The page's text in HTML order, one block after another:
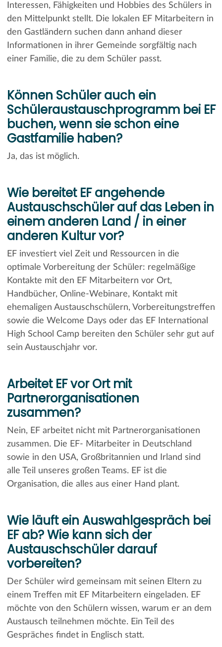
Interessen, Fähigkeiten und Hobbies des Schülers in
den Mittelpunkt stellt. Die lokalen EF Mitarbeitern in
den Gastländern suchen dann anhand dieser
Informationen in ihrer Gemeinde sorgfältig nach
einer Familie, die zu dem Schüler passt.
Können Schüler auch ein
Schüleraustauschprogramm bei EF
buchen, wenn sie schon eine
Gastfamilie haben?
Ja, das ist möglich.
Wie bereitet EF angehende
Austauschschüler auf das Leben in
einem anderen Land / in einer
anderen Kultur vor?
EF investiert viel Zeit und Ressourcen in die
optimale Vorbereitung der Schüler: regelmäßige
Kontakte mit den EF Mitarbeitern vor Ort,
Handbücher, Online-Webinare, Kontakt mit
ehemaligen Austauschschülern, Vorbereitungstreffen
sowie die Welcome Days oder das EF International
High School Camp bereiten den Schüler sehr gut auf
sein Austauschjahr vor.
Arbeitet EF vor Ort mit
Partnerorganisationen
zusammen?
Nein, EF arbeitet nicht mit Partnerorganisationen
zusammen. Die EF- Mitarbeiter in Deutschland
sowie in den USA, Großbritannien und Irland sind
alle Teil unseres großen Teams. EF ist die
Organisation, die alles aus einer Hand plant.
Wie läuft ein Auswahlgespräch bei
EF ab? Wie kann sich der
Austauschschüler darauf
vorbereiten?
Der Schüler wird gemeinsam mit seinen Eltern zu
einem Treffen mit EF Mitarbeitern eingeladen. EF
möchte von den Schülern wissen, warum er an dem
Austausch teilnehmen möchte. Ein Teil des
Gespräches findet in Englisch statt.